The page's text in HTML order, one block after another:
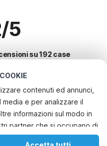
contenuti ed annunci,
e per analizzare il
informazioni sul modo in
partner che si occupano di
media, i quali
5
su 192 case
per le